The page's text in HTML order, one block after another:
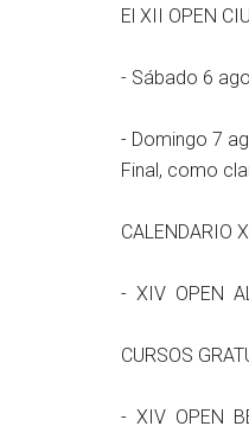
El XII OPEN
- Sábado 6
- Domingo 7
Final, como
CALENDARIO
- XIV OPEN
CURSOS
- XIV OPEN